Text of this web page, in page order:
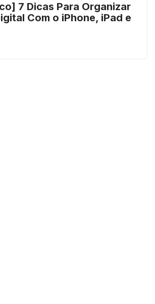
7 Dicas Para Organizar
Com o iPhone, iPad e